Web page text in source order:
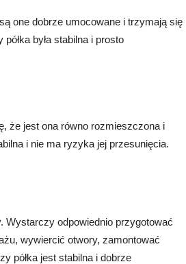
one dobrze umocowane i trzymają się
była stabilna i prosto
że jest ona równo rozmieszczona i
i nie ma ryzyka jej przesunięcia.
Wystarczy odpowiednio przygotować
wywiercić otwory, zamontować
półka jest stabilna i dobrze